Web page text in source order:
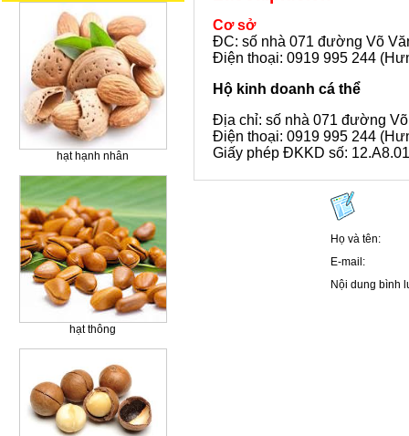
hạt hạnh nhân
hạt thông
Cơ sở
ĐC: số nhà 071 đường Võ
Điện thoại: 0919 995 244
Hộ kinh doanh cá thể
Địa chỉ: số nhà 071 đường
Điện thoại: 0919 995 244
Giấy phép ĐKKD số:
Họ và tên:
E-mail:
Nội dung bình